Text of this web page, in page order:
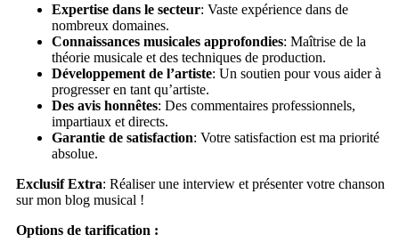
Expertise dans le secteur: Vaste expérience dans de
nombreux domaines.
Connaissances musicales approfondies: Maîtrise de la
théorie musicale et des techniques de production.
Développement de l’artiste: Un soutien pour vous aider à
progresser en tant qu’artiste.
Des avis honnêtes: Des commentaires professionnels,
impartiaux et directs.
Garantie de satisfaction: Votre satisfaction est ma priorité
absolue.
Exclusif Extra: Réaliser une interview et présenter votre chanson
sur mon blog musical !
Options de tarification :